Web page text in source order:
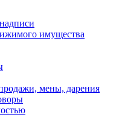
имущества
мены, дарения